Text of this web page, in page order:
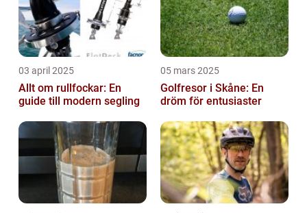
03 april 2025
Allt om rullfockar: En
guide till modern segling
05 mars 2025
Golfresor i Skåne: En
dröm för entusiaster